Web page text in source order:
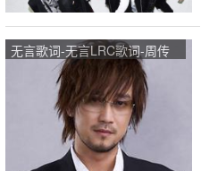
无言歌词-无言LRC歌词-周传